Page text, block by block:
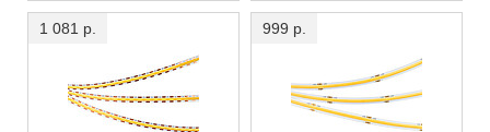
1 081 р. 999 р.